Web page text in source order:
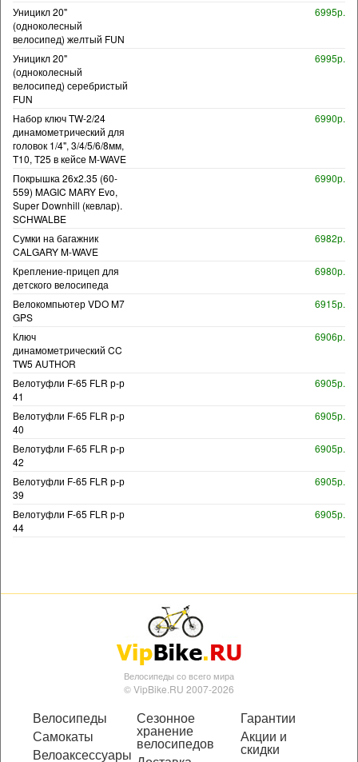
Уницикл 20"
(одноколесный
велосипед) желтый FUN
6995р.
Уницикл 20"
(одноколесный
велосипед) серебристый
FUN
6995р.
Набор ключ TW-2/24
динамометрический для
головок 1/4", 3/4/5/6/8мм,
T10, T25 в кейсе M-WAVE
6990р.
Покрышка 26x2.35 (60-
559) MAGIC MARY Evo,
Super Downhill (кевлар).
SCHWALBE
6990р.
Сумки на багажник
CALGARY M-WAVE
6982р.
Крепление-прицеп для
детского велосипеда
6980р.
Велокомпьютер VDO M7
GPS
6915р.
Ключ
динамометрический CC
TW5 AUTHOR
6906р.
Велотуфли F-65 FLR р-р
41
6905р.
Велотуфли F-65 FLR р-р
40
6905р.
Велотуфли F-65 FLR р-р
42
6905р.
Велотуфли F-65 FLR р-р
39
6905р.
Велотуфли F-65 FLR р-р
44
6905р.
Велосипеды со всего мира
© VipBike.RU 2007-2026
Велосипеды
Самокаты
Велоаксессуары
Сезонное
хранение
велосипедов
Гарантии
Акции и
скидки